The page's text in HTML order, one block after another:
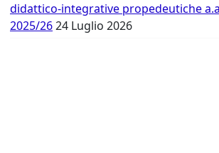
didattico-integrative propedeutiche
2025/2624 Luglio 2026